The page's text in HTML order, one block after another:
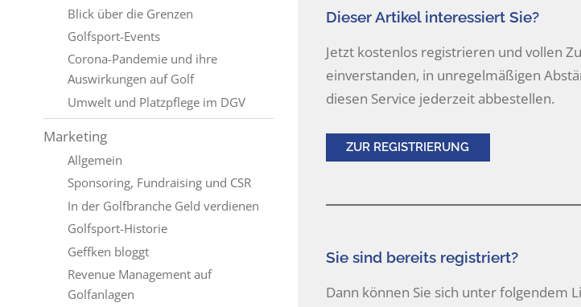
Dieser Artikel interessiert Sie?
Jetzt kostenlos registrieren und vollen
einverstanden, in unregelmäßigen
diesen Service jederzeit abbestellen.
ZUR REGISTRIERUNG
Sie sind bereits registriert?
Dann können Sie sich unter folgendem
Blick über die Grenzen
Golfsport-Events
Corona-Pandemie und ihre
Auswirkungen auf Golf
Umwelt und Platzpflege im DGV
Marketing
Allgemein
Sponsoring, Fundraising und CSR
In der Golfbranche Geld verdienen
Golfsport-Historie
Geffken bloggt
Revenue Management auf
Golfanlagen